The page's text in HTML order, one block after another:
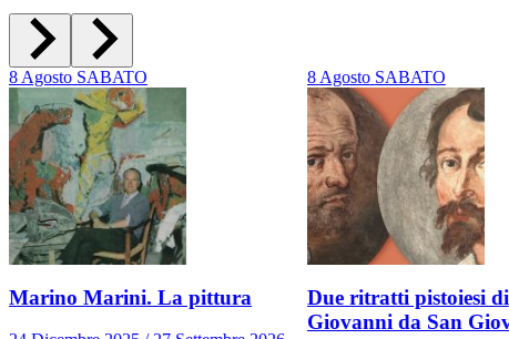
8 Agosto SABATO
Marino Marini. La pittura
8 Agosto SABATO
Due ritratti pistoiesi di
Giovanni da San